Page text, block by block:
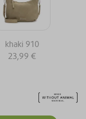
khaki 910
23,99 €